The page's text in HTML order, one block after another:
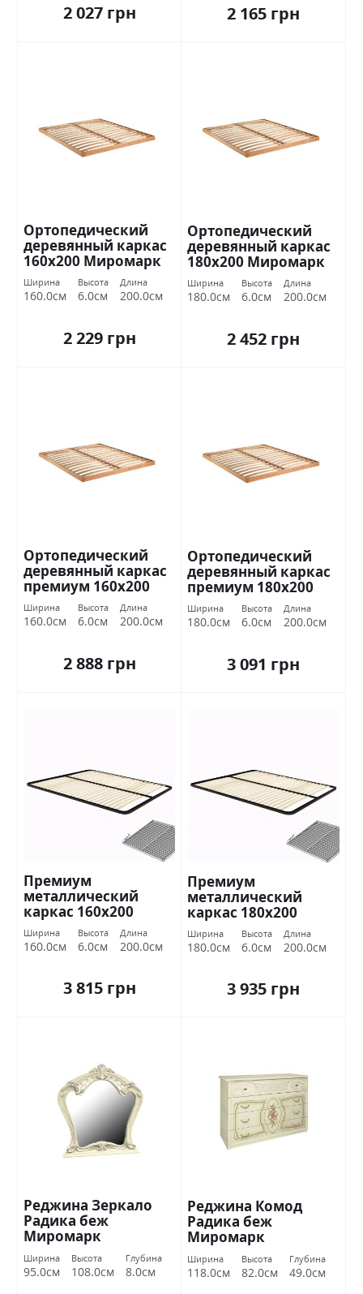
2 027 грн 2 165 грн
Ортопедический
деревянный каркас
160х200 Миромарк
Ширина
160.0см
Высота
6.0см
Длина
200.0см
2 229 грн
Ортопедический
деревянный каркас
180х200 Миромарк
Ширина
180.0см
Высота
6.0см
Длина
200.0см
2 452 грн
Ортопедический
деревянный каркас
премиум 160х200
Миромарк
Ширина
160.0см
Высота
6.0см
Длина
200.0см
2 888 грн
Ортопедический
деревянный каркас
премиум 180х200
Миромарк
Ширина
180.0см
Высота
6.0см
Длина
200.0см
3 091 грн
Премиум
металлический
каркас 160х200
Миромарк
Ширина
160.0см
Высота
6.0см
Длина
200.0см
3 815 грн
Премиум
металлический
каркас 180х200
Миромарк
Ширина
180.0см
Высота
6.0см
Длина
200.0см
3 935 грн
Реджина Зеркало
Радика беж
Миромарк
Ширина
95.0см
Высота
108.0см
Глубина
8.0см
Реджина Комод
Радика беж
Миромарк
Ширина
118.0см
Высота
82.0см
Глубина
49.0см